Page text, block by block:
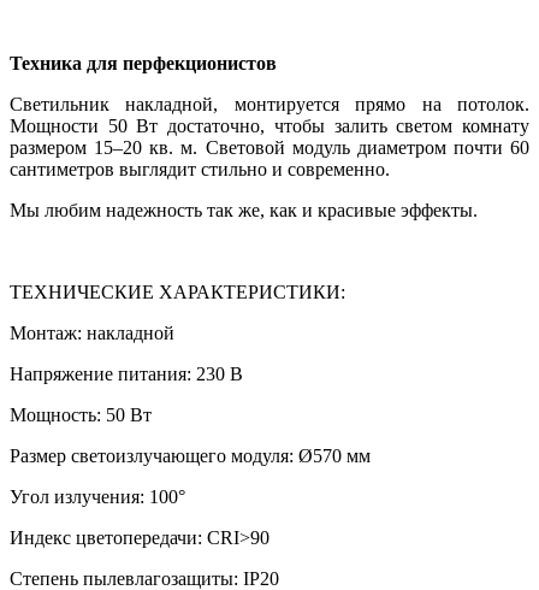
Техника для перфекционистов
Светильник накладной, монтируется прямо на потолок.
Мощности 50 Вт достаточно, чтобы залить светом комнату
размером 15–20 кв. м. Световой модуль диаметром почти 60
сантиметров выглядит стильно и современно.
Мы любим надежность так же, как и красивые эффекты.
ТЕХНИЧЕСКИЕ ХАРАКТЕРИСТИКИ:
Монтаж: накладной
Напряжение питания: 230 В
Мощность: 50 Вт
Размер светоизлучающего модуля: Ø570 мм
Угол излучения: 100°
Индекс цветопередачи: CRI>90
Степень пылевлагозащиты: IP20